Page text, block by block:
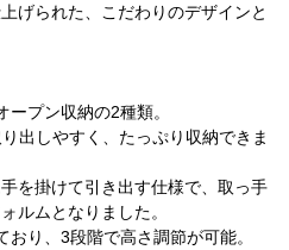
げられた、こだわりのデザインと
プン収納の2種類。
出しやすく、たっぷり収納できま
を掛けて引き出す仕様で、取っ手
ルムとなりました。
り、3段階で高さ調節が可能。